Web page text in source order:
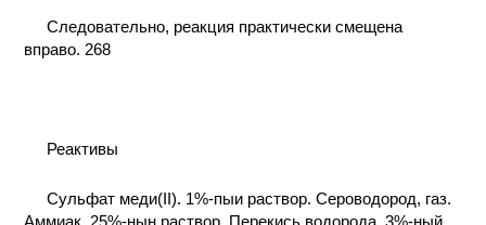
ПРОИЗВОДСТВЕ
И ХИМИЧЕСКАЯ
Следовательно, реакция практически смещена
вправо. 268
Реактивы
Сульфат меди(II). 1%-пыи раствор. Сероводород, газ.
Аммиак, 25%-нын раствор. Перекись водорода, 3%-ный